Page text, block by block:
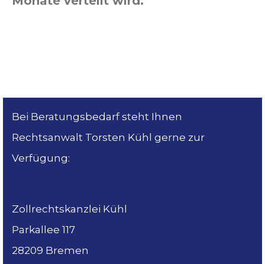
Bei Beratungsbedarf steht Ihnen
Rechtsanwalt Torsten Kühl gerne zur
Verfügung:
Zollrechtskanzlei Kühl
Parkallee 117
28209 Bremen